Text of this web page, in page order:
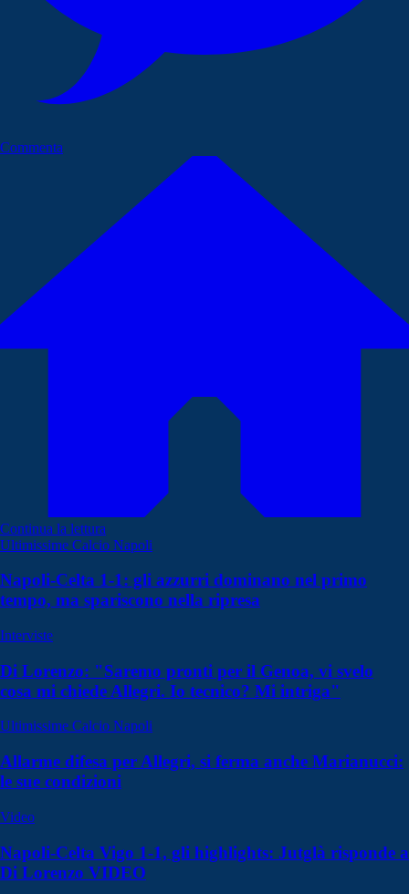
Commenta
Continua la lettura
Ultimissime Calcio Napoli
Napoli-Celta 1-1: gli azzurri dominano nel primo
tempo, ma spariscono nella ripresa
Interviste
Di Lorenzo: "Saremo pronti per il Genoa, vi svelo
cosa mi chiede Allegri. Io tecnico? Mi intriga"
Ultimissime Calcio Napoli
Allarme difesa per Allegri, si ferma anche Marianucci:
le sue condizioni
Video
Napoli-Celta Vigo 1-1, gli highlights: Jutglà risponde a
Di Lorenzo VIDEO